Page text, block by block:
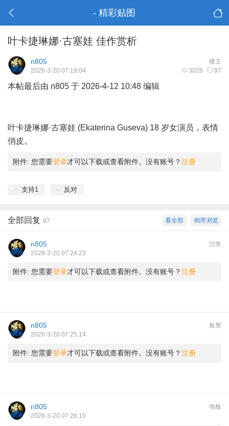
- 精彩贴图
叶卡捷琳娜·古塞娃 佳作赏析
楼主
n805
3026 97
2026-3-20 07:19:04
本帖最后由 n805 于 2026-4-12 10:48 编辑
叶卡捷琳娜·古塞娃 (Ekaterina Guseva) 18 岁女演员，表情
俏皮。
附件: 您需要登录才可以下载或查看附件。没有账号？注册
支持1 反对
倒序浏览
看全部
全部回复 97
沙发
n805
2026-3-20 07:24:23
附件: 您需要登录才可以下载或查看附件。没有账号？注册
板凳
n805
2026-3-20 07:25:14
附件: 您需要登录才可以下载或查看附件。没有账号？注册
地板
n805
2026-3-20 07:26:10